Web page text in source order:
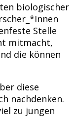
biologischer
Stelle
mitmacht,
die können
diese
nachdenken.
zu jungen